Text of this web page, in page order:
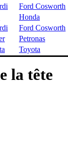
Ford Cosworth
Honda
Ford Cosworth
Petronas
Toyota
la tête